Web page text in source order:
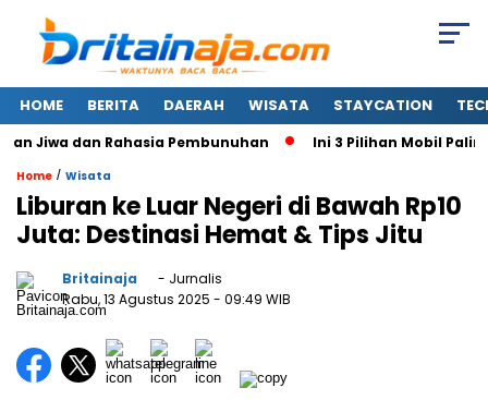
HOME BERITA DAERAH WISATA STAYCATION
dan Rahasia Pembunuhan Ini 3 Pilihan Mobil Paling
Home / Wisata
Liburan ke Luar Negeri di Bawah Rp10
Juta: Destinasi Hemat & Tips Jitu
Britainaja
- Jurnalis
Rabu, 13 Agustus 2025 - 09:49 WIB